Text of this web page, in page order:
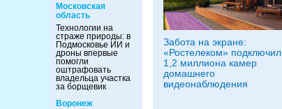
Московская
область
Технологии на
страже природы: в
Подмосковье ИИ и
дроны впервые
помогли
оштрафовать
владельца участка
за борщевик
Воронеж
Забота на экране:
«Ростелеком» подключил
1,2 миллиона камер
домашнего
видеонаблюдения